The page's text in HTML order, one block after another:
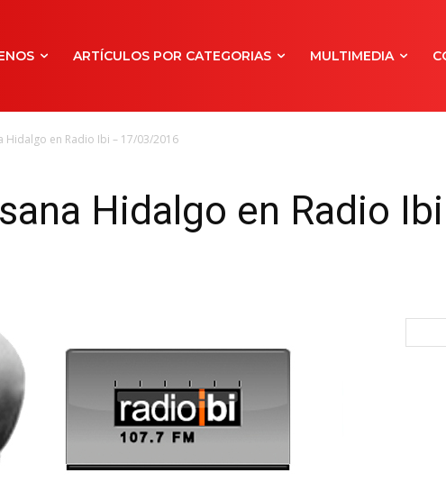
ARTÍCULOS POR CATEGORIAS MULTIMEDIA
Hidalgo en Radio Ibi – 17/03/2016
Hidalgo en Radio